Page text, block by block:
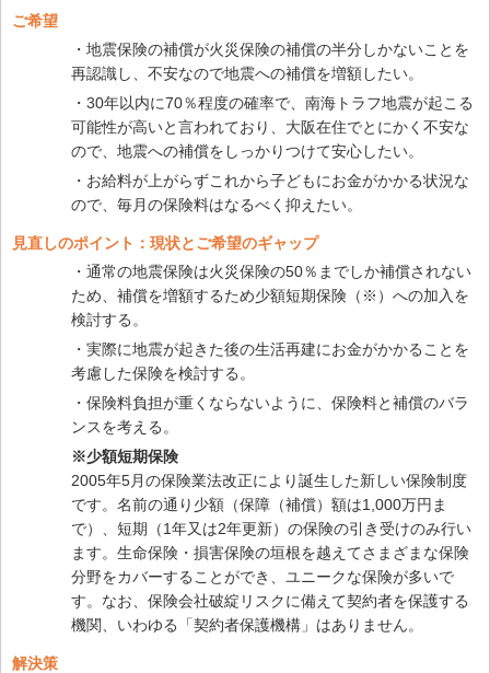
ご希望
・地震保険の補償が火災保険の補償の半分しかないことを
再認識し、不安なので地震への補償を増額したい。
・30年以内に70％程度の確率で、南海トラフ地震が起こる
可能性が高いと言われており、大阪在住でとにかく不安な
ので、地震への補償をしっかりつけて安心したい。
・お給料が上がらずこれから子どもにお金がかかる状況な
ので、毎月の保険料はなるべく抑えたい。
見直しのポイント：現状とご希望のギャップ
・通常の地震保険は火災保険の50％までしか補償されない
ため、補償を増額するため少額短期保険（※）への加入を
検討する。
・実際に地震が起きた後の生活再建にお金がかかることを
考慮した保険を検討する。
・保険料負担が重くならないように、保険料と補償のバラ
ンスを考える。
※少額短期保険
2005年5月の保険業法改正により誕生した新しい保険制度
です。名前の通り少額（保障（補償）額は1,000万円ま
で）、短期（1年又は2年更新）の保険の引き受けのみ行い
ます。生命保険・損害保険の垣根を越えてさまざまな保険
分野をカバーすることができ、ユニークな保険が多いで
す。なお、保険会社破綻リスクに備えて契約者を保護する
機関、いわゆる「契約者保護機構」はありません。
解決策